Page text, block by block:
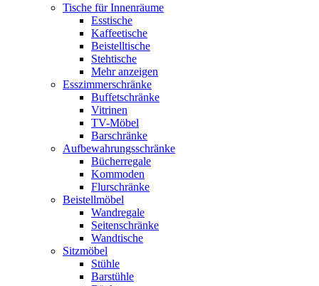
Tische für Innenräume
Esstische
Kaffeetische
Beistelltische
Stehtische
Mehr anzeigen
Esszimmerschränke
Buffetschränke
Vitrinen
TV-Möbel
Barschränke
Aufbewahrungsschränke
Bücherregale
Kommoden
Flurschränke
Beistellmöbel
Wandregale
Seitenschränke
Wandtische
Sitzmöbel
Stühle
Barstühle